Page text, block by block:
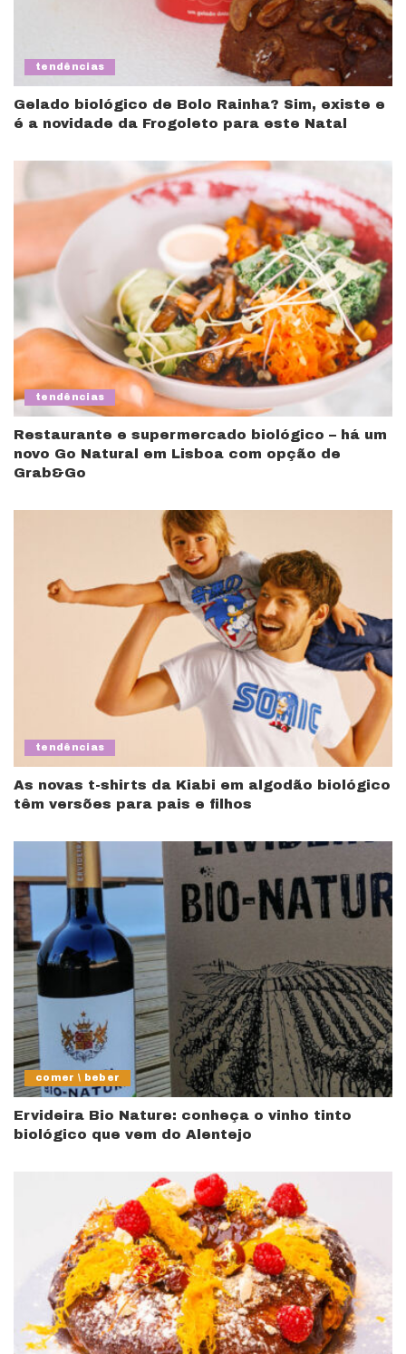
tendências
Gelado biológico de Bolo Rainha? Sim, existe e
é a novidade da Frogoleto para este Natal
tendências
Restaurante e supermercado biológico – há um
novo Go Natural em Lisboa com opção de
Grab&Go
tendências
As novas t-shirts da Kiabi em algodão biológico
têm versões para pais e filhos
comer \ beber
Ervideira Bio Nature: conheça o vinho tinto
biológico que vem do Alentejo